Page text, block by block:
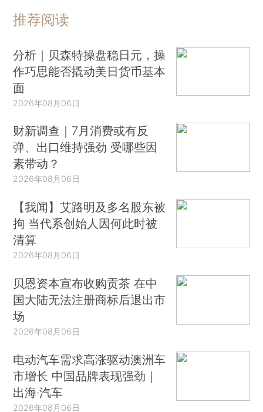
推荐阅读
分析｜贝森特操盘稳日元，操
作巧思能否撬动美日货币基本
面
2026年08月06日
财新调查｜7月消费或有反
弹、出口维持强劲 受哪些因
素带动？
2026年08月06日
【我闻】艾路明及多名股东被
拘 当代系创始人因何此时被
清算
2026年08月06日
贝恩资本宣布收购贡茶 在中
国大陆无法注册商标后退出市
场
2026年08月06日
电动汽车需求高涨驱动澳洲车
市增长 中国品牌表现强劲｜
出海·汽车
2026年08月06日